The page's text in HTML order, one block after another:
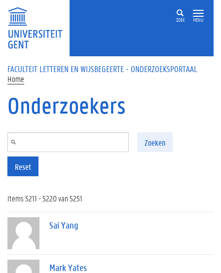
Overslaan en naar de inhoud gaan
ZOEK MENU
FACULTEIT LETTEREN EN WIJSBEGEERTE - ONDERZOEKSPORTAAL
Home
Onderzoekers
Zoeken
Reset
Items 5211 - 5220 van 5251
Sai Yang
Mark Yates